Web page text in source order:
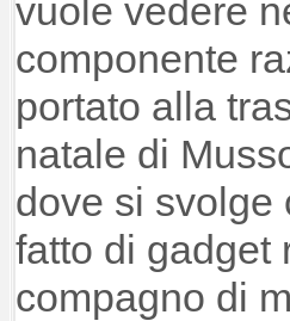
vuole vedere
componente
portato alla
natale di
dove si svolge
fatto di gadget
compagno di